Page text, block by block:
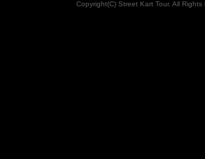
Copyright(C) Street Kart Tour. All Rights